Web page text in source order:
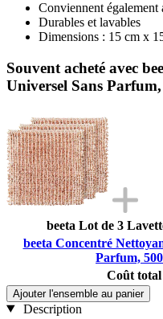
Conviennent également
Durables et lavables
Dimensions : 15 cm x
Souvent acheté avec
Universel Sans
beeta Lot de 3
beeta Concentré
Parfum,
Coût total
Ajouter l'ensemble au panier
Description